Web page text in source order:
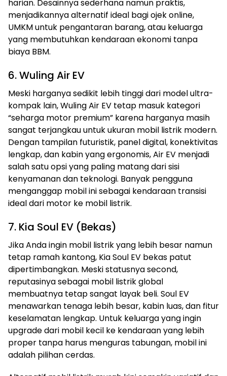
harian. Desainnya sederhana namun praktis,
menjadikannya alternatif ideal bagi ojek online,
UMKM untuk pengantaran barang, atau keluarga
yang membutuhkan kendaraan ekonomi tanpa
biaya BBM.
6. Wuling Air EV
Meski harganya sedikit lebih tinggi dari model ultra-
kompak lain, Wuling Air EV tetap masuk kategori
“seharga motor premium” karena harganya masih
sangat terjangkau untuk ukuran mobil listrik modern.
Dengan tampilan futuristik, panel digital, konektivitas
lengkap, dan kabin yang ergonomis, Air EV menjadi
salah satu opsi yang paling matang dari sisi
kenyamanan dan teknologi. Banyak pengguna
menganggap mobil ini sebagai kendaraan transisi
ideal dari motor ke mobil listrik.
7. Kia Soul EV (Bekas)
Jika Anda ingin mobil listrik yang lebih besar namun
tetap ramah kantong, Kia Soul EV bekas patut
dipertimbangkan. Meski statusnya second,
reputasinya sebagai mobil listrik global
membuatnya tetap sangat layak beli. Soul EV
menawarkan tenaga lebih besar, kabin luas, dan fitur
keselamatan lengkap. Untuk keluarga yang ingin
upgrade dari mobil kecil ke kendaraan yang lebih
proper tanpa harus menguras tabungan, mobil ini
adalah pilihan cerdas.